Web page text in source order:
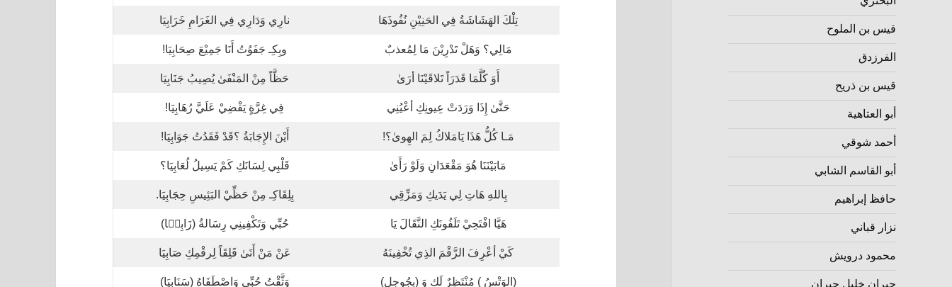
قيس بن الملوح
الفرزدق
قيس بن ذريح
أبو العتاهية
أحمد شوقي
أبو القاسم الشابي
حافظ إبراهيم
نزار قباني
محمود درويش
جبران خليل جبران
تِلْكَ الهَشَاشَةُ فِي الحَنِيْنِ نُفُوذَهَا نارِي وَدَارِي فِي الغَرَامِ خَرَابِيَا
مَالِي؟ وَهَلْ تَدْرِيْنَ مَا لِمُعذبٌ وبِكِـ جَفَوُتُ أَنَا جَمِيْعَ صِحَابِيَا!
أَوَ كُلَّمَا قَدَرَاً تَلاقَيْنَا أرَىٰ حَظَّاً مِنْ المَنْفَىٰ يُصِيبُ جَنَابِيَا
حَتَّىٰ إِذَا وَرَدَتْ عِيونِكِ أعْيُنِي فِي غِرَّةٍ يَقْضِيْ عَلَيَّ رُهَابِيَا!
مَـا كُلُّ هَذَا يَامَلاكُ لِمَ الهِوىٰ؟! أَيْنَ الإِجَابَةُ ؟قَدْ فَقَدُتُ جَوَابِيَا!
مَابَيْنَنَا هُوَ مَقْعَدَانِ وَلَوْ رَأَىٰ قَلْبِي لِسَانَكِ كَمْ يَسِيلُ لُعَابِيَا؟
بِاللهِ هَاتِ لِي يَدَيكِ وَمَزِّقِي بِلِقَاكِـ مِنْ حَظِّيْ البَئِيسِ حِجَابِيَا.
هَيَّا افْتَحِيْ تَلَفُونَكِ النَّقَالَ يَا حُبِّي وَتَكْفِينِي رِسَالةُ (زَابِيٙا)
كَيْ أعْرِفَ الرَّقْمَ الذِي تُخْفِينَهُ عَنْ مَنْ أَتَىٰ قَلِقَاً لِرقْمِكِ صَابِيَا
(الوَتْسُ ) مُنْتَظِرٌ لَكِ وَ (بِجُوجِلٍ) وَثَّقْتُ حُبِّي وَاصْطَفَاهُ (سَنَابِيَا)